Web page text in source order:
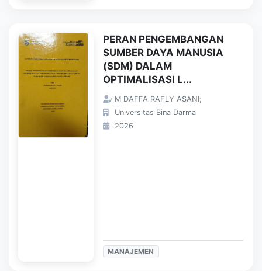
PERAN PENGEMBANGAN
SUMBER DAYA MANUSIA
(SDM) DALAM
OPTIMALISASI L...
M DAFFA RAFLY ASANI;
Universitas Bina Darma
2026
MANAJEMEN